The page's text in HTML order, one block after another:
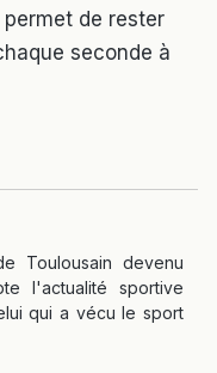
de rester
seconde à
Toulousain devenu
l'actualité sportive
qui a vécu le sport